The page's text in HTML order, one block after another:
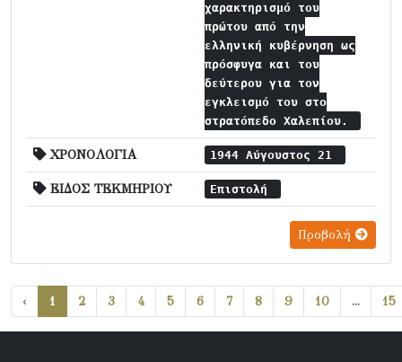
χαρακτηρισμό του
πρώτου από την
ελληνική κυβέρνηση ως
πρόσφυγα και του
δεύτερου για τον
εγκλεισμό του στο
στρατόπεδο Χαλεπίου.
ΧΡΟΝΟΛΟΓΙΑ 1944 Αύγουστος 21
ΕΙΔΟΣ ΤΕΚΜΗΡΙΟΥ Επιστολή
Προβολή
‹ 1 2 3 4 5 6 7 8 9 10 ... 15